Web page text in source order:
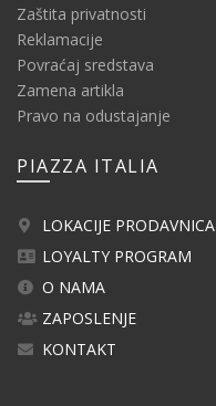
Zaštita privatnosti
Reklamacije
Povraćaj sredstava
Zamena artikla
Pravo na odustajanje
PIAZZA ITALIA
LOKACIJE PRODAVNICA
LOYALTY PROGRAM
O NAMA
ZAPOSLENJE
KONTAKT